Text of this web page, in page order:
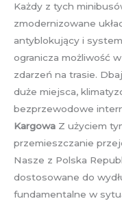
Każdy z tych
zmodernizowane
antyblokujący i
ogranicza możliwość
zdarzeń na trasie.
duże miejsca,
bezprzewodowe
Kargowa Z użyciem
przemieszczanie
Nasze z Polska
dostosowane do
fundamentalne w